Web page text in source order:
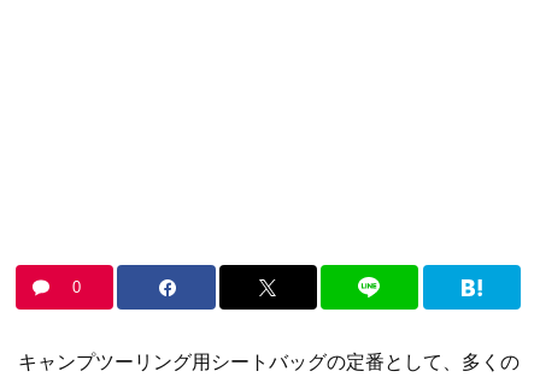
0
キャンプツーリング用シートバッグの定番として、多くの